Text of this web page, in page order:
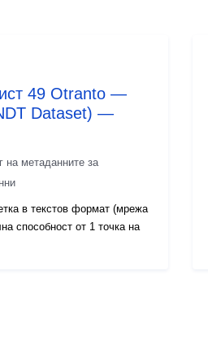
49 Otranto —
Dataset) —
на метаданните за
в текстов формат (мрежа
способност от 1 точка на